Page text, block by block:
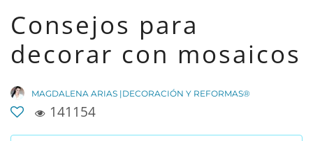
Consejos para
decorar con mosaicos
MAGDALENA ARIAS |DECORACIÓN Y REFORMAS®
141154